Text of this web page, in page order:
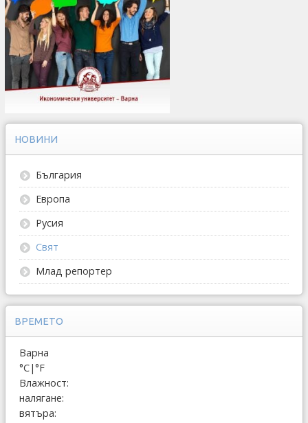
НОВИНИ
България
Европа
Русия
Свят
Млад репортер
ВРЕМЕТО
Варна
°C|°F
Влажност:
налягане:
вятъра: